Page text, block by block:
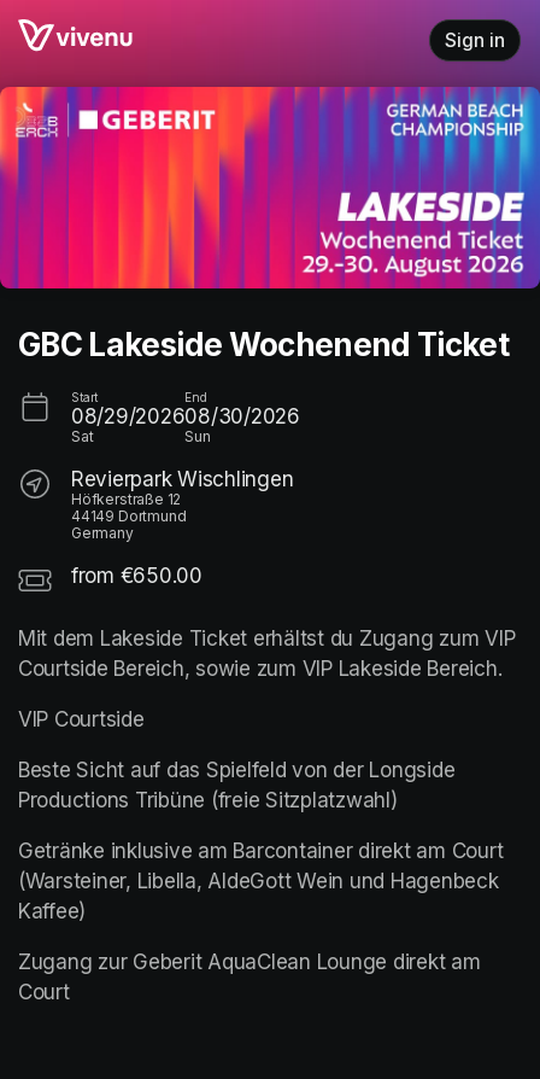
Skip header
Sign in
GBC Lakeside Wochenend Ticket
Start
08/29/2026
Sat
End
08/30/2026
Sun
Revierpark Wischlingen
Höfkerstraße 12
44149 Dortmund
Germany
from €650.00
Mit dem Lakeside Ticket erhältst du Zugang zum VIP
Courtside Bereich, sowie zum VIP Lakeside Bereich.
VIP Courtside
Beste Sicht auf das Spielfeld von der Longside
Productions Tribüne (freie Sitzplatzwahl)
Getränke inklusive am Barcontainer direkt am Court
(Warsteiner, Libella, AldeGott Wein und Hagenbeck
Kaffee)
Zugang zur Geberit AquaClean Lounge direkt am
Court